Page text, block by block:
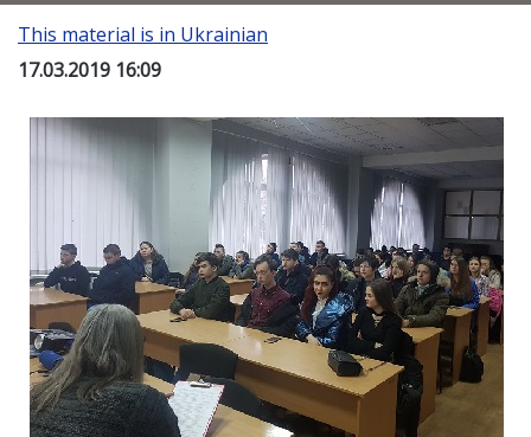
This material is in Ukrainian
17.03.2019 16:09